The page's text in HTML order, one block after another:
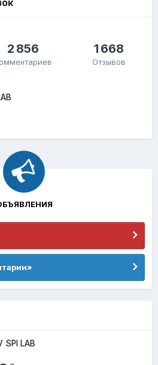
2 856 1 668
Отзывов
SPI LAB